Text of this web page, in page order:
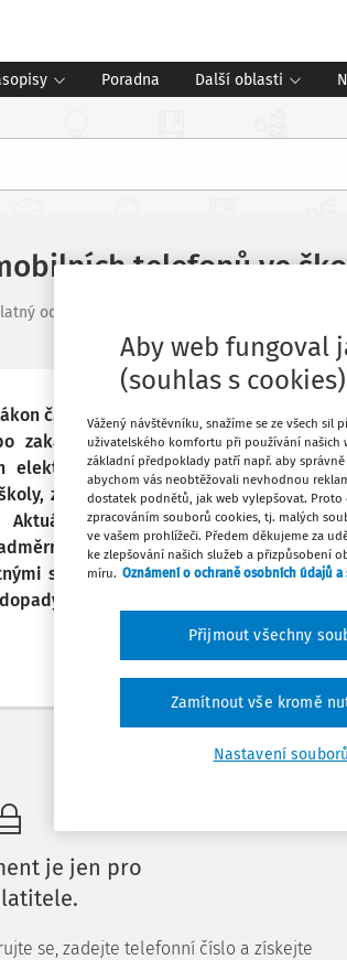
Poradna Další oblasti
telefonů ve
od
č. 561/2004 Sb.) umožňuje školám
zakázat ve školním nebo vnitřním
zařízení. Dosavadní
z čehož pramení nižší standard
vědecké poznatky
stráveným na mobilních
symptomy, nižší životní
u dívek a u problematických
Máte předplatné? Přihlaste
je jen pro
se, zadejte telefonní číslo a získejte
Aby web fungoval
(souhlas s cookies)
Vážený návštěvníku, snažíme se ze všech sil
uživatelského komfortu při používání našich
základní předpoklady patří např. aby
abychom vás neobtěžovali nevhodnou
dostatek podnětů, jak web vylepšovat. Proto
zpracováním souborů cookies, tj. malých
ve vašem prohlížeči. Předem děkujeme za
ke zlepšování našich služeb a přizpůsobení
míru. Oznámení o ochraně osobních údajů
Nastavení
Zamítnout vše kromě
Přijmout všechny